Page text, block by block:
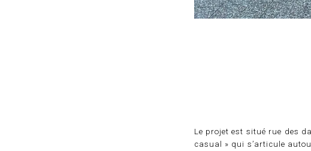
Le projet est situé rue des
casual » qui s’articule